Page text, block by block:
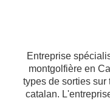
Entreprise
montgolfière en
types de sorties sur
catalan.